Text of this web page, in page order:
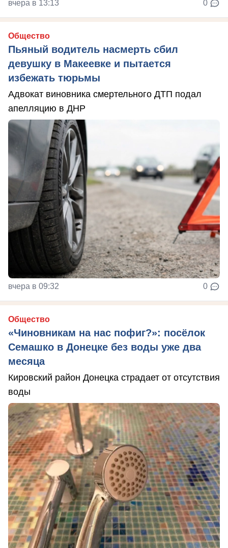
вчера в 13:13 0
Общество
Пьяный водитель насмерть сбил
девушку в Макеевке и пытается
избежать тюрьмы
Адвокат виновника смертельного ДТП подал
апелляцию в ДНР
вчера в 09:32 0
Общество
«Чиновникам на нас пофиг?»: посёлок
Семашко в Донецке без воды уже два
месяца
Кировский район Донецка страдает от отсутствия
воды